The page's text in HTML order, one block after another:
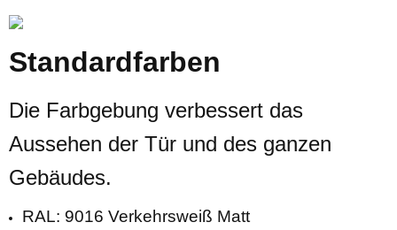
Standardfarben
Die Farbgebung verbessert das
Aussehen der Tür und des ganzen
Gebäudes.
RAL: 9016 Verkehrsweiß Matt